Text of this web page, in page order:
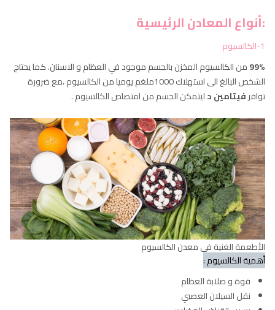
:أنواع المعادن الرئيسية
1-الكالسيوم
99%من الكالسيوم المخزن بالجسم موجود في العظام و الاسنان. كما يحتاج
الشخص البالغ الى استهلاك 1000ملغم يوميا من الكالسيوم ،مع ضرورة
توافرفيتامين دليتمكن الجسم من امتصاص الكالسيوم .
الأطعمة الغنية في معدن الكالسيوم
أهمية الكالسيوم :
قوة و صلابة العظام
نقل السيلان العصبي